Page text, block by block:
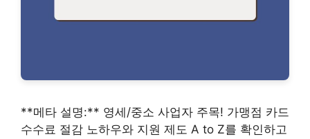
**메타 설명:** 영세/중소 사업자 주목! 가맹점 카드
수수료 절감 노하우와 지원 제도 A to Z를 확인하고